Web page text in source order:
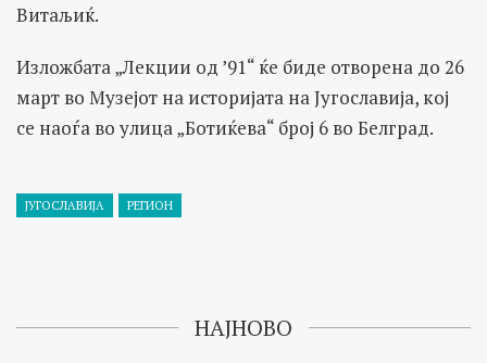
Витаљиќ.
Изложбата „Лекции од ’91“ ќе биде отворена до 26
март во Музејот на историјата на Југославија, кој
се наоѓа во улица „Ботиќева“ број 6 во Белград.
ЈУГОСЛАВИЈА РЕГИОН
НАЈНОВО